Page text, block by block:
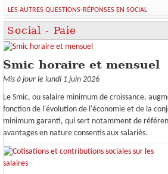
LES AUTRES QUESTIONS-RÉPONSES EN SOCIAL
Social - Paie
Smic horaire et mensuel
Mis à jour le lundi 1 juin 2026
Le Smic, ou salaire minimum de croissance,
fonction de l'évolution de l'économie et de la
minimum garanti, qui sert notamment de
avantages en nature consentis aux salariés.